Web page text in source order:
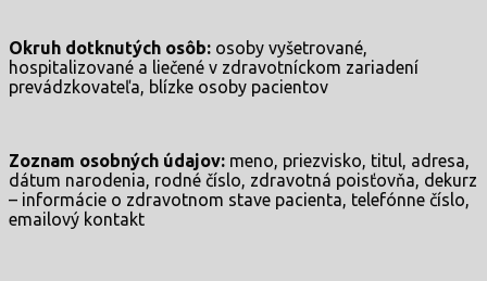
Okruh dotknutých osôb: osoby vyšetrované,
hospitalizované a liečené v zdravotníckom zariadení
prevádzkovateľa, blízke osoby pacientov
Zoznam osobných údajov: meno, priezvisko, titul, adresa,
dátum narodenia, rodné číslo, zdravotná poisťovňa, dekurz
– informácie o zdravotnom stave pacienta, telefónne číslo,
emailový kontakt